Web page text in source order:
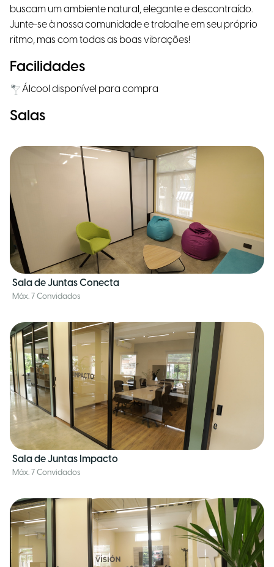
buscam um ambiente natural, elegante e descontraído.
Junte-se à nossa comunidade e trabalhe em seu próprio
ritmo, mas com todas as boas vibrações!
Facilidades
Álcool disponível para compra
Salas
Sala de Juntas Conecta
Máx. 7 Convidados
Sala de Juntas Impacto
Máx. 7 Convidados